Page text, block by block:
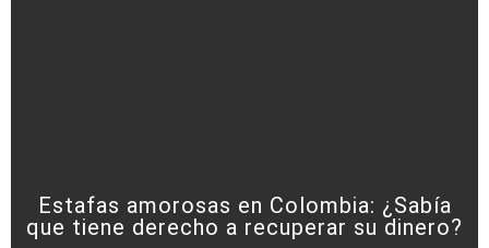
Estafas amorosas en Colombia: ¿Sabía
que tiene derecho a recuperar su dinero?